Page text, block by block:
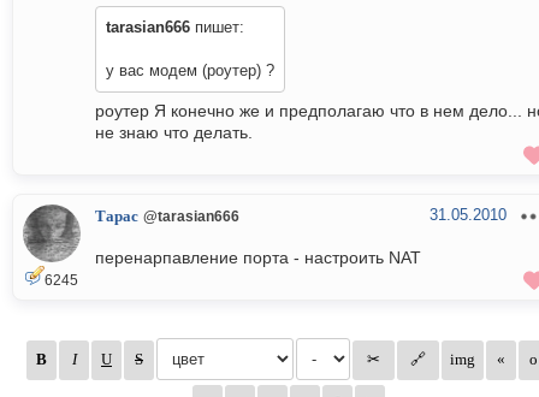
tarasian666 пишет:
у вас модем (роутер) ?
роутер Я конечно же и предполагаю что в нем дело...
не знаю что делать.
6245
Тарас @tarasian666 31.05.2010
перенарпавление порта - настроить NAT